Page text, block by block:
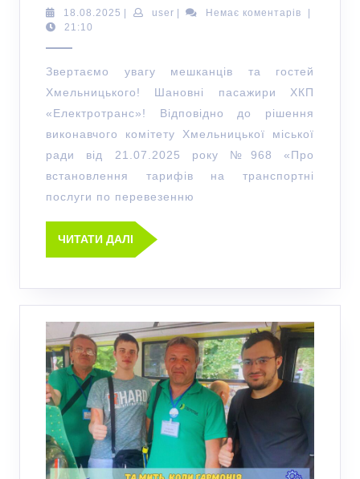
18.08.2025 user Немає коментарів
21:10
Звертаємо увагу мешканців та гостей
Хмельницького! Шановні пасажири ХКП
«Електротранс»! Відповідно до рішення
виконавчого комітету Хмельницької міської
ради від 21.07.2025 року №968 «Про
встановлення тарифів на транспортні
послуги по перевезенню
ЧИТАТИ ДАЛІ